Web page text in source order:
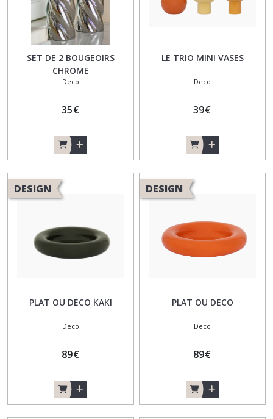
SET DE 2 BOUGEOIRS
CHROME
Deco
35€
LE TRIO MINI VASES
Deco
39€
DESIGN
PLAT OU DECO KAKI
Deco
89€
DESIGN
PLAT OU DECO
Deco
89€
résultats